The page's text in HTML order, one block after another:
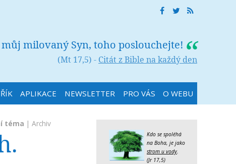
můj milovaný Syn, toho poslouchejte!
(Mt 17,5) - Citát z Bible na každý den
APLIKACE NEWSLETTER PRO VÁS O WEBU
téma | Archiv
Kdo se spoléhá
na Boha, je jako
strom u vody.
(Jr 17,5)